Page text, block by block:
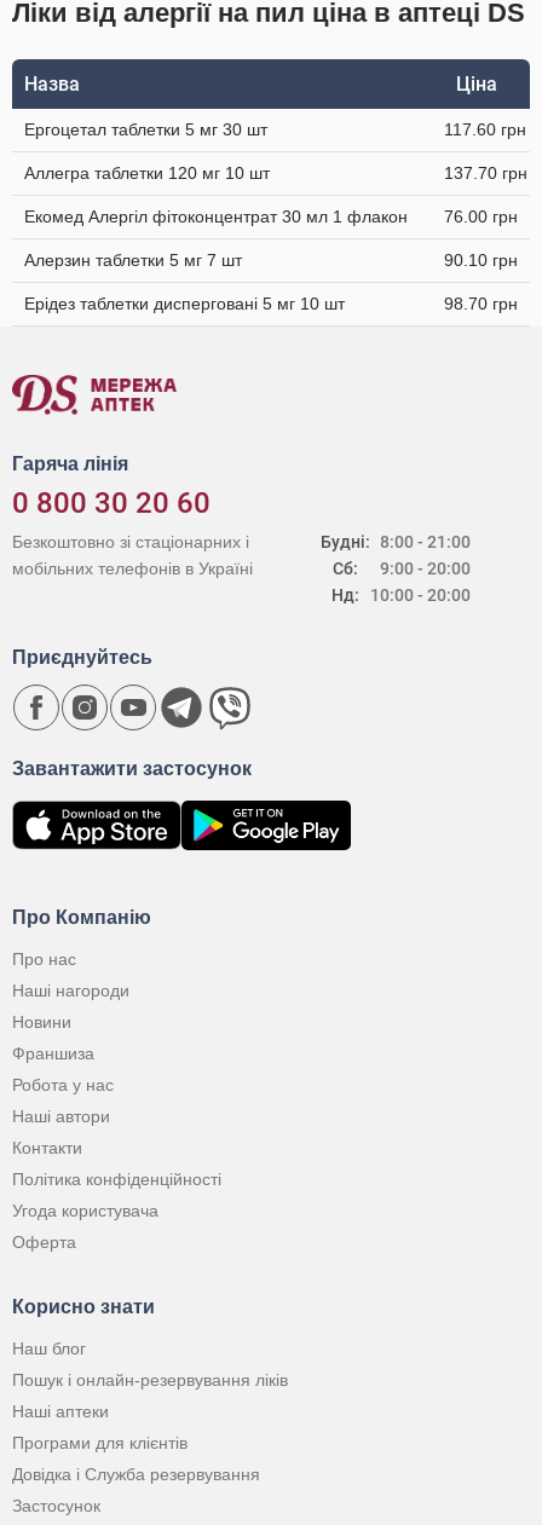
Ліки від алергії на пил ціна в аптеці DS
Назва Ціна
Ергоцетал таблетки 5 мг 30 шт 117.60 грн
Аллегра таблетки 120 мг 10 шт 137.70 грн
Екомед Алергіл фітоконцентрат 30 мл 1 флакон 76.00 грн
Алерзин таблетки 5 мг 7 шт 90.10 грн
Ерідез таблетки дисперговані 5 мг 10 шт 98.70 грн
Гаряча лінія
0 800 30 20 60
Будні:
Сб:
Нд:
8:00 - 21:00
9:00 - 20:00
10:00 - 20:00
Безкоштовно зі стаціонарних і
мобільних телефонів в Україні
Про Компанію
Про нас
Наші нагороди
Новини
Франшиза
Робота у нас
Наші автори
Контакти
Політика конфіденційності
Угода користувача
Оферта
Корисно знати
Наш блог
Пошук і онлайн-резервування ліків
Наші аптеки
Програми для клієнтів
Довідка і Служба резервування
Застосунок
Завантажити застосунок
Приєднуйтесь